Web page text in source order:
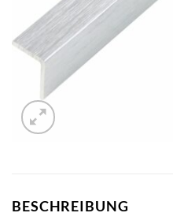
BESCHREIBUNG